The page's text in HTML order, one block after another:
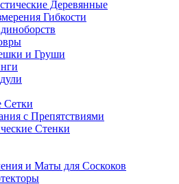
Деревянные
Гибкости
и Груши
Сетки
с Препятствиями
Стенки
и Маты для Соскоков